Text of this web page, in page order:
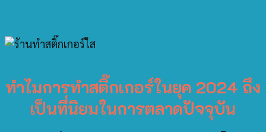
ทำไมการทำสติ๊กเกอร์ในยุค 2024 ถึง
เป็นที่นิยมในการตลาดปัจจุบัน